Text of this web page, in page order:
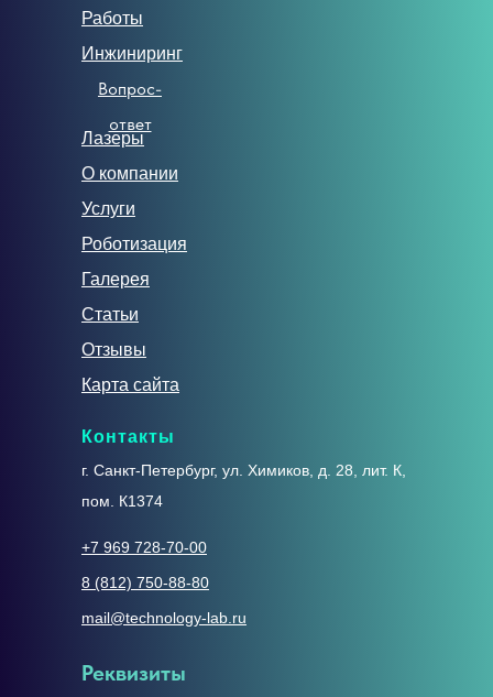
Работы
Инжиниринг
Лазеры
О компании
Услуги
Роботизация
Галерея
Статьи
Отзывы
Карта сайта
Контакты
г. Санкт-Петербург, ул. Химиков, д. 28, лит. К,
пом. К1374
+7 969 728-70-00
8 (812) 750-88-80
mail@technology-lab.ru
Вопрос-
ответ
Реквизиты